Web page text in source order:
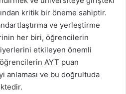
kritik bir öneme sahiptir.
ve yerleştirme
her biri, öğrencilerin
etkileyen önemli
AYT puan
anlaması ve bu doğrultuda